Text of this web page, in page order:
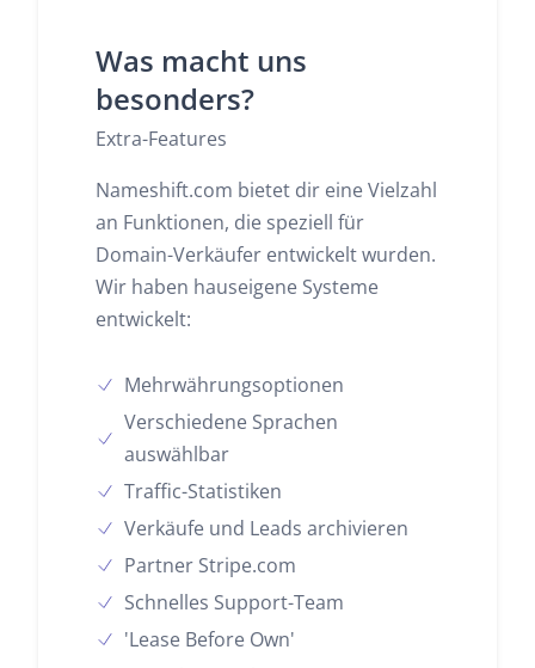
Was macht uns
besonders?
Extra-Features
Nameshift.com bietet dir eine Vielzahl
an Funktionen, die speziell für
Domain-Verkäufer entwickelt wurden.
Wir haben hauseigene Systeme
entwickelt:
Mehrwährungsoptionen
Verschiedene Sprachen
auswählbar
Traffic-Statistiken
Verkäufe und Leads archivieren
Partner Stripe.com
Schnelles Support-Team
'Lease Before Own'